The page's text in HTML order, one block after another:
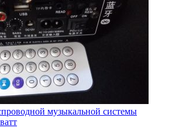
музыкальной системы